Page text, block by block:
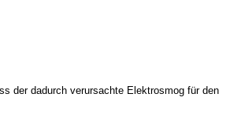
der dadurch verursachte Elektrosmog für den